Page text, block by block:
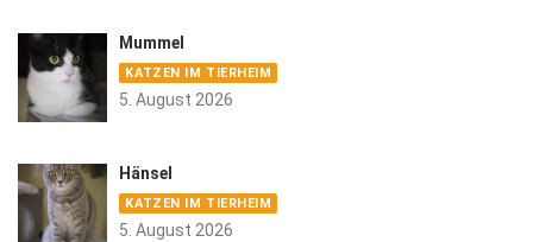
Mummel
KATZEN IM TIERHEIM
5. August 2026
Hänsel
KATZEN IM TIERHEIM
5. August 2026